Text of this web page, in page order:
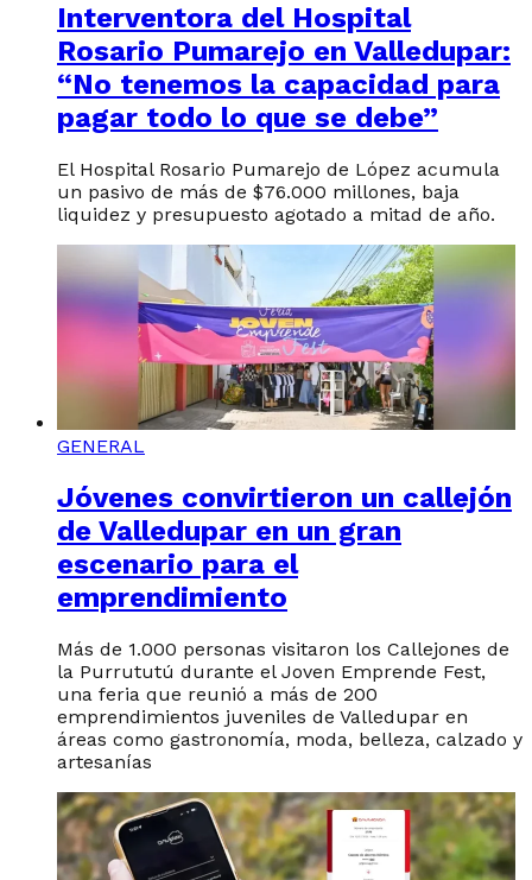
Interventora del Hospital
Rosario Pumarejo en Valledupar:
“No tenemos la capacidad para
pagar todo lo que se debe”
El Hospital Rosario Pumarejo de López acumula
un pasivo de más de $76.000 millones, baja
liquidez y presupuesto agotado a mitad de año.
GENERAL
Jóvenes convirtieron un callejón
de Valledupar en un gran
escenario para el
emprendimiento
Más de 1.000 personas visitaron los Callejones de
la Purrututú durante el Joven Emprende Fest,
una feria que reunió a más de 200
emprendimientos juveniles de Valledupar en
áreas como gastronomía, moda, belleza, calzado y
artesanías